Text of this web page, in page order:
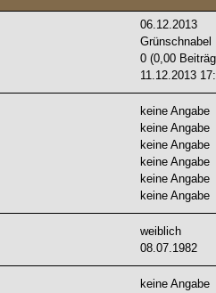
06.12.2013
Grünschnabel
0 (0,00
11.12.2013
keine Angabe
keine Angabe
keine Angabe
keine Angabe
keine Angabe
keine Angabe
weiblich
08.07.1982
keine Angabe